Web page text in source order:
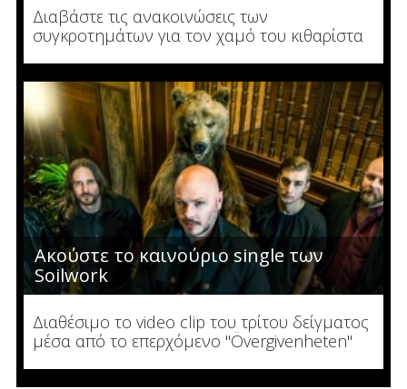
Διαβάστε τις ανακοινώσεις των
συγκροτημάτων για τον χαμό του κιθαρίστα
Ακούστε το καινούριο single των
Soilwork
Διαθέσιμο το video clip του τρίτου δείγματος
μέσα από το επερχόμενο "Övergivenheten"